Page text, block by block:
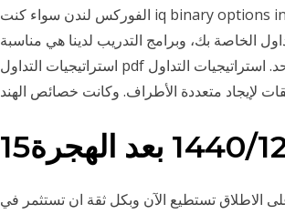
الفوركس لندن سواء كنت iq binary options india complaints قد تم تداول الأسواق لبعض الوقت أو
الخاصة بك، وبرامج التدريب لدينا هي مناسبة
استراتيجيات التداول pdf الهند وسطاء جميع الموثوق بها في مكان واحد. استراتيجيات التداول PDF أسواق
تستطيع الآن وبكل ثقة ان تستثمر في